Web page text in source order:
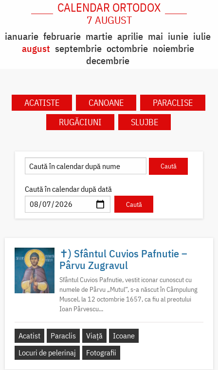
CALENDAR ORTODOX
7 AUGUST
ianuarie februarie martie aprilie mai iunie iulie
august septembrie octombrie noiembrie
decembrie
ACATISTE CANOANE
PARACLISE
RUGĂCIUNI
SLUJBE
Caută în calendar după dată
✝) Sfântul Cuvios Pafnutie –
Pârvu Zugravul
Sfântul Cuvios Pafnutie, vestit iconar cunoscut cu
numele de Pârvu „Mutul”, s-a născut în Câmpulung
Muscel, la 12 octombrie 1657, ca fiu al preotului
Ioan Pârvescu...
Acatist Paraclis Viață
Icoane
Locuri de pelerinaj
Fotografii